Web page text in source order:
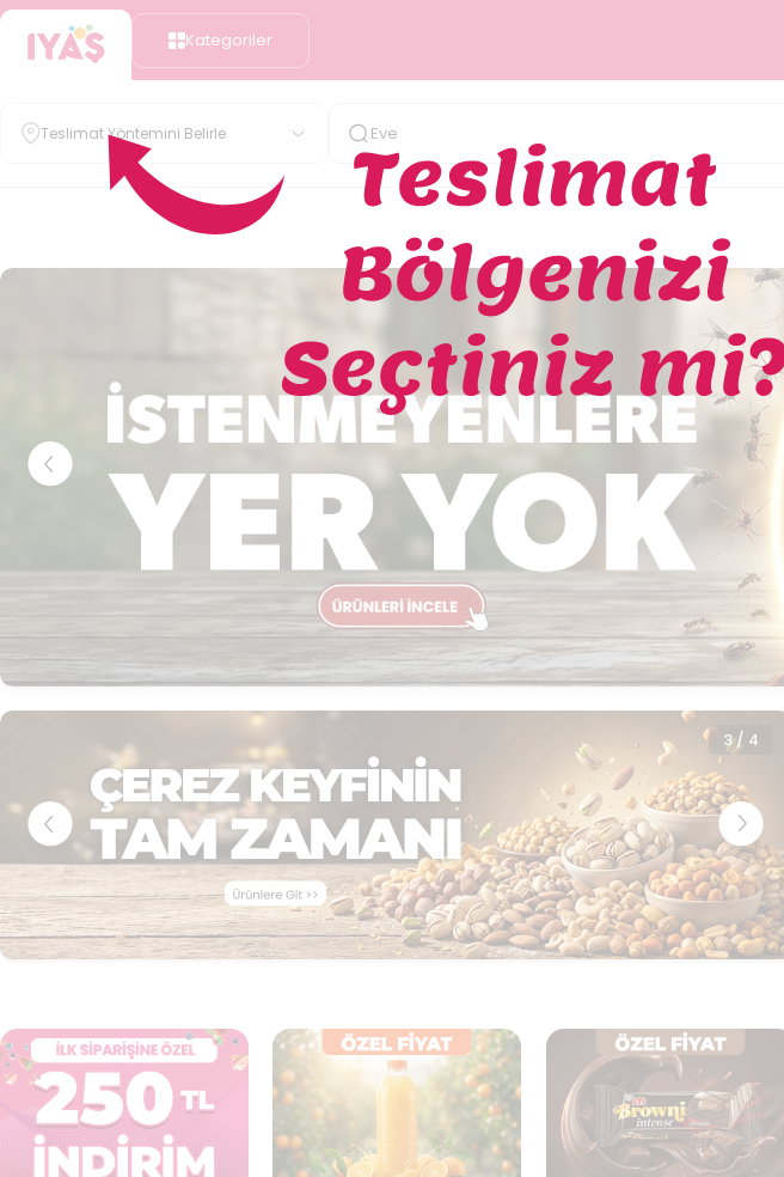
Kategoriler
Teslimat Yöntemini Belirle
3/ 4